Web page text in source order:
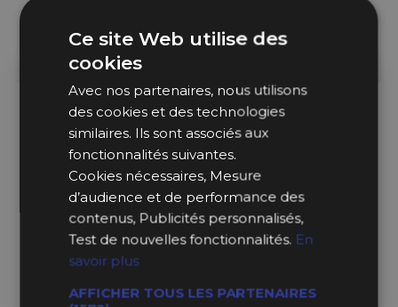
Sur Commande
modèle pliable charge
maxi 68kg
152,00 €
Sur Commande
Flofast Pro pour fût et
bidon 56 litres
Ce site Web utilise des
cookies
Avec nos partenaires, nous utilisons
des cookies et des technologies
similaires. Ils sont associés aux
fonctionnalités suivantes.
Cookies nécessaires, Mesure
d’audience et de performance des
contenus, Publicités personnalisés,
Test de nouvelles fonctionnalités. En
savoir plus
AFFICHER TOUS LES PARTENAIRES